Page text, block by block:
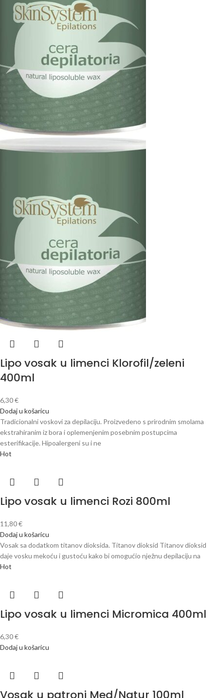
Lipo vosak u limenci Klorofil/zeleni
400ml
6,30€
Dodaj u košaricu
Tradicionalni voskovi za depilaciju. Proizvedeno s prirodnim smolama
ekstrahiranim iz bora i oplemenjenim posebnim postupcima
esterifikacije. Hipoalergeni su i ne
Hot
Lipo vosak u limenci Rozi 800ml
11,80€
Dodaj u košaricu
Vosak sa dodatkom titanov dioksida. Titanov dioksid Titanov dioksid
daje vosku mekoću i gustoću kako bi omogućio nježnu depilaciju na
Hot
Lipo vosak u limenci Micromica 400ml
6,30€
Dodaj u košaricu
Vosak u patroni Med/Natur 100ml